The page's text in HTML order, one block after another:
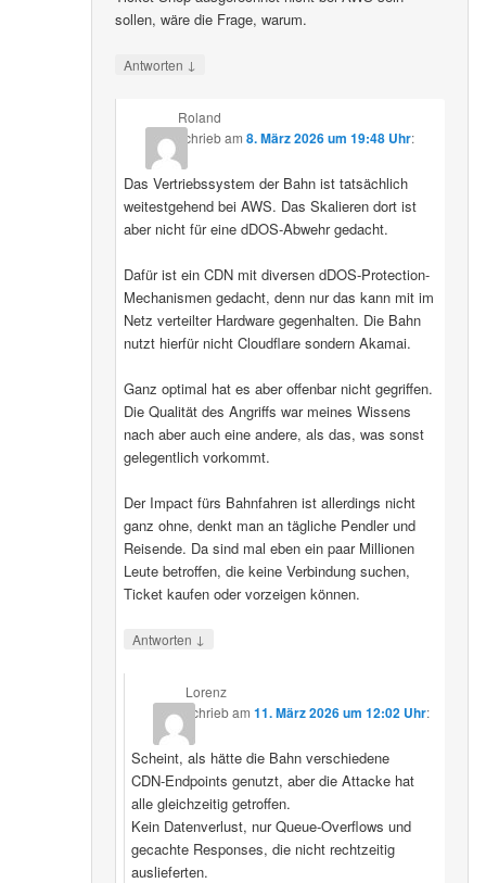
sollen, wäre die Frage, warum.
Antworten ↓
Roland
schriebam 8. März 2026 um 19:48 Uhr:
Das Vertriebssystem der Bahn ist tatsächlich
weitestgehend bei AWS. Das Skalieren dort ist
aber nicht für eine dDOS-Abwehr gedacht.
Dafür ist ein CDN mit diversen dDOS-Protection-
Mechanismen gedacht, denn nur das kann mit im
Netz verteilter Hardware gegenhalten. Die Bahn
nutzt hierfür nicht Cloudflare sondern Akamai.
Ganz optimal hat es aber offenbar nicht gegriffen.
Die Qualität des Angriffs war meines Wissens
nach aber auch eine andere, als das, was sonst
gelegentlich vorkommt.
Der Impact fürs Bahnfahren ist allerdings nicht
ganz ohne, denkt man an tägliche Pendler und
Reisende. Da sind mal eben ein paar Millionen
Leute betroffen, die keine Verbindung suchen,
Ticket kaufen oder vorzeigen können.
Antworten ↓
Lorenz
schriebam11. März 2026 um 12:02 Uhr:
Scheint, als hätte die Bahn verschiedene
CDN‑Endpoints genutzt, aber die Attacke hat
alle gleichzeitig getroffen.
Kein Datenverlust, nur Queue‑Overflows und
gecachte Responses, die nicht rechtzeitig
auslieferten.